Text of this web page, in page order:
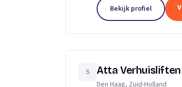
Bekijk profiel
5 Atta
Den Haag, Zuid-Holland